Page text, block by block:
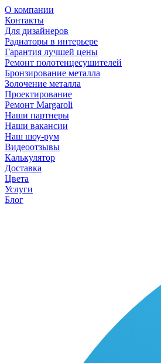
О компании
Контакты
Для дизайнеров
Радиаторы в интерьере
Гарантия лучшей цены
Ремонт полотенцесушителей
Бронзирование металла
Золочение металла
Проектирование
Ремонт Margaroli
Наши партнеры
Наши вакансии
Наш шоу-рум
Видеоотзывы
Калькулятор
Доставка
Цвета
Услуги
Блог